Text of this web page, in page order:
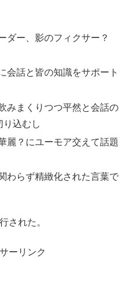
ダー、影のフィクサー？
会話と皆の知識をサポート
みまくりつつ平然と会話の
り込むし
麗？にユーモア交えて話題
わらず精緻化された言葉で
された。
ーリンク